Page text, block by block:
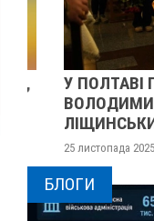
У ПОЛТАВІ
ВОЛОДИМИРОМ
ЛІЩИНСЬКИМ
25 листопада 2025 0
БЛОГИ